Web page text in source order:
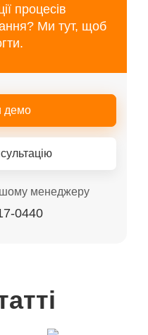
процесів
Ми тут, щоб
демо
менеджеру
0440